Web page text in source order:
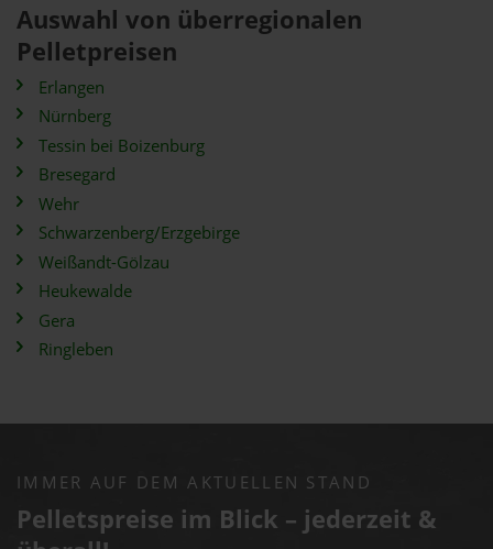
Auswahl von überregionalen
Pelletpreisen
Erlangen
Nürnberg
Tessin bei Boizenburg
Bresegard
Wehr
Schwarzenberg/Erzgebirge
Weißandt-Gölzau
Heukewalde
Gera
Ringleben
IMMER AUF DEM AKTUELLEN STAND
Pelletspreise im Blick – jederzeit &